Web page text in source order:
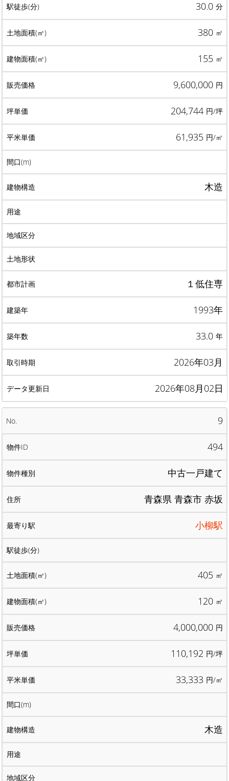
30.0 分
380 ㎡
155 ㎡
9,600,000 円
204,744 円/坪
61,935 円/㎡
木造
１低住専
1993年
33.0 年
2026年03月
2026年08月02日
9
494
中古一戸建て
青森県 青森市 赤坂
小柳駅
405 ㎡
120 ㎡
4,000,000 円
110,192 円/坪
33,333 円/㎡
木造